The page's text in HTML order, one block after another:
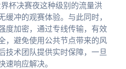
杯决赛夜这种级别的流量洪
缓冲的观赛体验。与此同时，
度加密，通过专线传输，有效
，避免使用公共节点带来的风
技术团队提供实时保障，一旦
速响应解决。